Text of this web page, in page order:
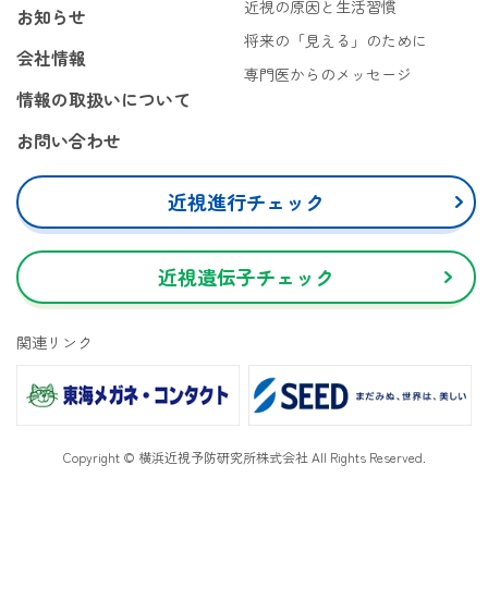
お知らせ
会社情報
情報の取扱いについて
お問い合わせ
近視の原因と生活習慣
将来の「見える」のために
専門医からのメッセージ
近視進行チェック
近視遺伝子チェック
関連リンク
Copyright © 横浜近視予防研究所株式会社 All Rights Reserved.